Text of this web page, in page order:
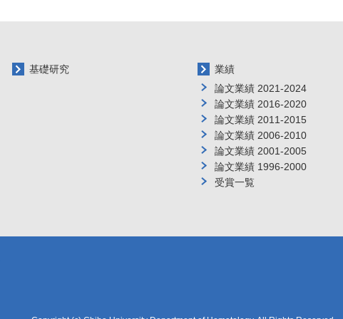
基礎研究
業績
論文業績 2021-2024
論文業績 2016-2020
論文業績 2011-2015
論文業績 2006-2010
論文業績 2001-2005
論文業績 1996-2000
受賞一覧